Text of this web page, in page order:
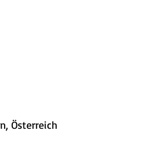
Österreich